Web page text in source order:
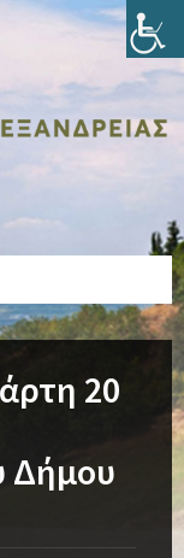
20
Δήμου